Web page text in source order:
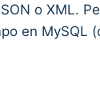
o XML.
en MySQL